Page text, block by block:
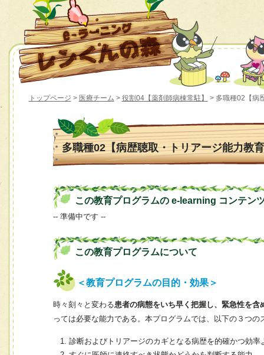
トップページ > 医療チーム > 役割04【薬剤師病棟常駐】 > 多職種02【病
多職種02【病歴聴取・トリアージ能力教
この教育プログラムの e-learning コンテン
-- 準備中です --
この教育プログラムについて
＜教育プログラムの目的・効果＞
時々刻々と変わる患者の病態をいち早く把握し、緊急性を
っては必要な能力である。本プログラムでは、以下の３つ
診断およびトリアージのカギとなる病歴を的確かつ効率